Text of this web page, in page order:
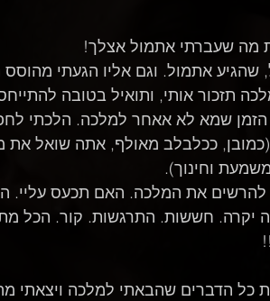
מה שעברתי אתמול אצלך!
שהגיע אתמול. וגם אליו הגעתי
תזכור אותי, ותואיל בטובה
הזמן שמא לא אאחר למלכה. הלכתי
ככלבלב מאולף, אתה שואל את
וחינוך).
את המלכה. האם תכעס עליי.
יקרה. חששות. התרגשות. קור. הכל
כל הדברים שהבאתי למלכה ויצאתי